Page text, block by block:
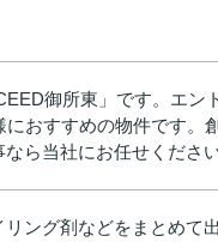
御所東」です。エ
おすすめの物件です
ら当社にお任せください
ング剤などをまとめて